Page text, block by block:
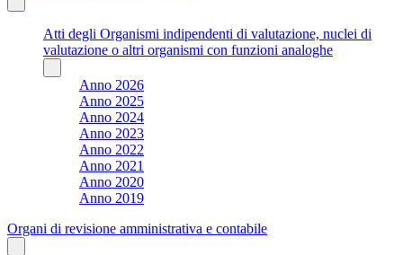
Atti degli Organismi indipendenti di valutazione, nuclei di
valutazione o altri organismi con funzioni analoghe
Anno 2026
Anno 2025
Anno 2024
Anno 2023
Anno 2022
Anno 2021
Anno 2020
Anno 2019
Organi di revisione amministrativa e contabile